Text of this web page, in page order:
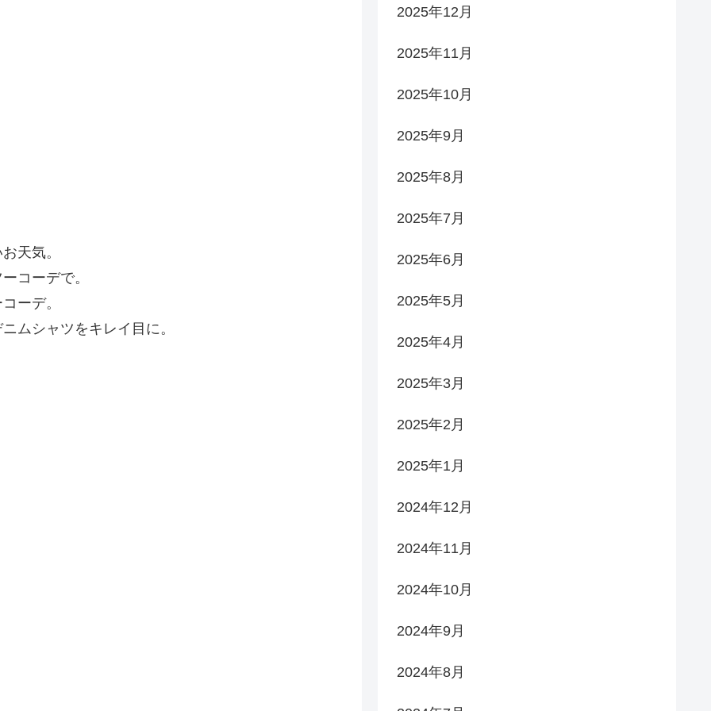
天気。
コーデで。
ーデ。
ムシャツをキレイ目に。
2025年12月
2025年11月
2025年10月
2025年9月
2025年8月
2025年7月
2025年6月
2025年5月
2025年4月
2025年3月
2025年2月
2025年1月
2024年12月
2024年11月
2024年10月
2024年9月
2024年8月